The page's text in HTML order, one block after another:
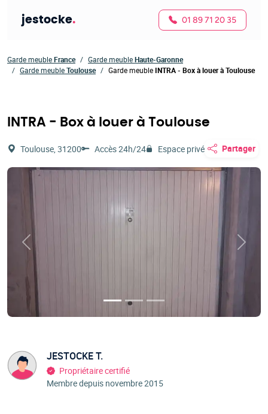
jestocke. 01 89 71 20 35
Garde meubleFrance Garde meubleHaute-Garonne
Garde meubleToulouse Garde meubleINTRA - Box à louer à Toulouse
INTRA - Box à louer à Toulouse
Toulouse, 31200 Accès 24h/24 Espace privé Partager
Précédent
JESTOCKE T.
Propriétaire certifié
Membre depuis novembre 2015